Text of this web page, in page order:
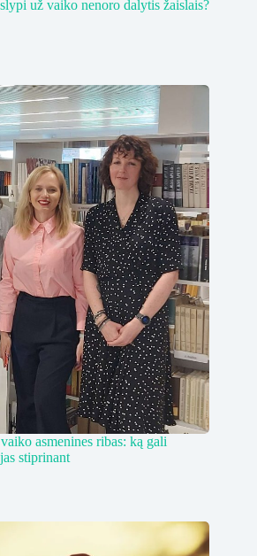
už vaiko nenoro dalytis žaislais?
asmenines ribas: ką gali
stiprinant